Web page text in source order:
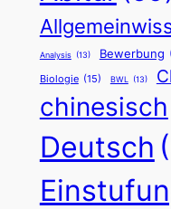
Analysis (13) Bewerbung
Biologie (15) BWL (13)
chinesisch
Deutsch